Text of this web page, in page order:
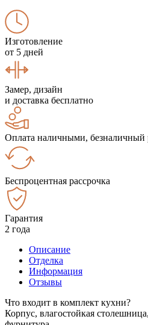
Изготовление
от 5 дней
Замер, дизайн
и доставка бесплатно
Оплата наличными, безналичный
Беспроцентная рассрочка
Гарантия
2 года
Описание
Отделка
Информация
Отзывы
Что входит в комплект кухни?
Корпус, влагостойкая